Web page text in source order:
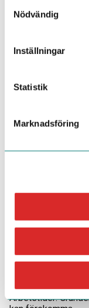
Nödvändig
Inställningar
Statistik
Marknadsföring
Det är
programmerbara
Som person ser
teknik. Vidare
individuellt.
Vi erbjuder dig
grundläggande
uppmärksamma
medarbetare
Vidare erbjuds du
Övrigt
Tjänsten är på
Arbetstider: